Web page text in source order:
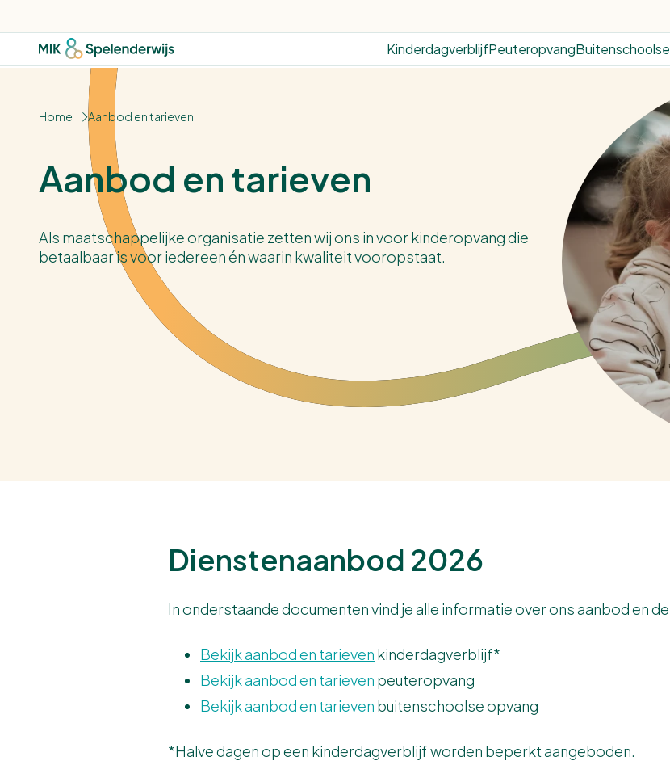
KinderdagverblijfPeuteropvang
Home Aanbod en tarieven
Aanbod en tarieven
Als maatschappelijke organisatie zetten wij ons in voor kinderopvang die
betaalbaar is voor iedereen én waarin kwaliteit vooropstaat.
Dienstenaanbod 2026
In onderstaande documenten vind je alle informatie over ons aanbod en
Bekijk aanbod en tarieven kinderdagverblijf*
Bekijk aanbod en tarieven peuteropvang
Bekijk aanbod en tarieven buitenschoolse opvang
*Halve dagen op een kinderdagverblijf worden beperkt aangeboden.